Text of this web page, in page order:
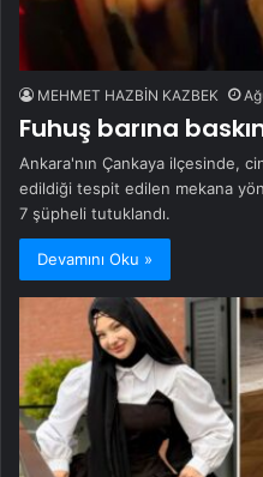
MEHMET HAZBİN KAZBEK
Fuhuş barına
Ankara'nın Çankaya ilçesinde,
edildiği tespit edilen mekana
7 şüpheli tutuklandı.
Devamını Oku »